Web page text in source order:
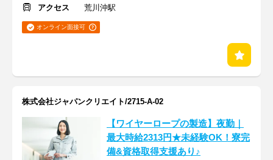
アクセス 荒川沖駅
オンライン面接可
株式会社ジャパンクリエイト/2715-A-02
【ワイヤーロープの製造】夜勤｜
最大時給2313円★未経験OK！寮完
備&資格取得支援あり♪